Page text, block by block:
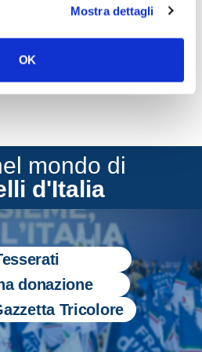
Mostra dettagli
OK
mondo di
d'Italia
donazione
Tricolore